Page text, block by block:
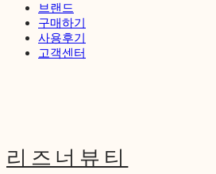
브랜드
구매하기
사용후기
고객센터
리즈너뷰티